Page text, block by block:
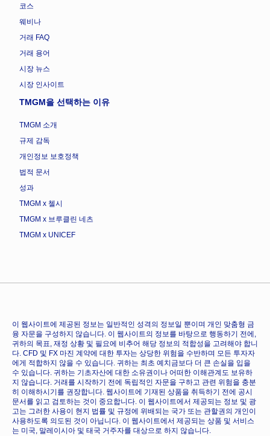
코스
웨비나
거래 FAQ
거래 용어
시장 뉴스
시장 인사이트
TMGM을 선택하는 이유
TMGM 소개
규제 감독
개인정보 보호정책
법적 문서
성과
TMGM x 첼시
TMGM x 브루클린 네츠
TMGM x UNICEF
이 웹사이트에 제공된 정보는 일반적인 성격의 정보일 뿐이며 개인 맞춤형 금
융 자문을 구성하지 않습니다. 이 웹사이트의 정보를 바탕으로 행동하기 전에,
귀하의 목표, 재정 상황 및 필요에 비추어 해당 정보의 적합성을 고려해야 합니
다. CFD 및 FX 마진 계약에 대한 투자는 상당한 위험을 수반하며 모든 투자자
에게 적합하지 않을 수 있습니다. 귀하는 최초 예치금보다 더 큰 손실을 입을
수 있습니다. 귀하는 기초자산에 대한 소유권이나 어떠한 이해관계도 보유하
지 않습니다. 거래를 시작하기 전에 독립적인 자문을 구하고 관련 위험을 충분
히 이해하시기를 권장합니다. 웹사이트에 기재된 상품을 취득하기 전에 공시
문서를 읽고 검토하는 것이 중요합니다. 이 웹사이트에서 제공되는 정보 및 광
고는 그러한 사용이 현지 법률 및 규정에 위배되는 국가 또는 관할권의 개인이
사용하도록 의도된 것이 아닙니다. 이 웹사이트에서 제공되는 상품 및 서비스
는 미국, 말레이시아 및 태국 거주자를 대상으로 하지 않습니다.